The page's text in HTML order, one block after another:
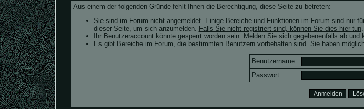
Aus einem der folgenden Gründe fehlt Ihnen die Berechtigung, diese Seite zu betreten:
Sie sind im Forum nicht angemeldet. Einige Bereiche und Funktionen im Forum sind nur
dieser Seite, um sich anzumelden. Falls Sie nicht registriert sind, können Sie dies hier tun.
Ihr Benutzeraccount könnte gesperrt worden sein. Melden Sie sich gegebenenfalls ab
Es gibt Bereiche im Forum, die bestimmten Benutzern vorbehalten sind. Sie haben
Benutzername:
Passwort: